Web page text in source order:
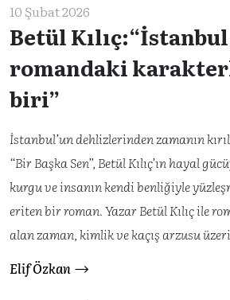
10 Şubat 2026
Betül
romandaki
biri”
İstanbul’un dehlizlerinden zamanın
“Bir Başka Sen”, Betül Kılıç’ın hayal
kurgu ve insanın kendi benliğiyle
eriten bir roman. Yazar Betül Kılıç ile
alan zaman, kimlik ve kaçış arzusu
Elif Özkan